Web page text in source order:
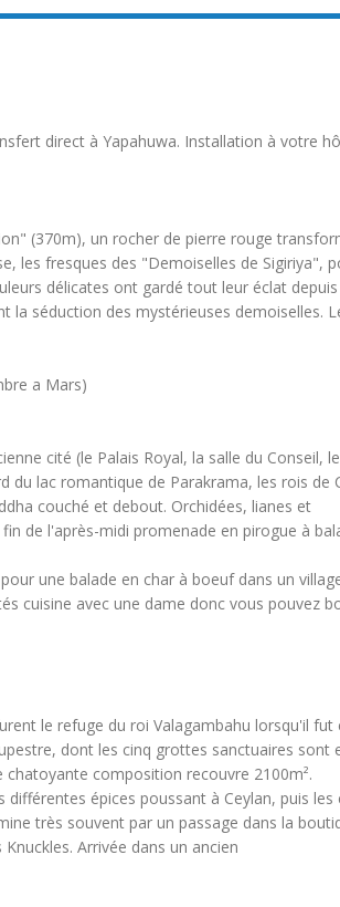
direct à Yapahuwa. Installation à votre
(370m), un rocher de pierre rouge
les fresques des "Demoiselles de
délicates ont gardé tout leur éclat
séduction des mystérieuses demoiselles.
a Mars)
cité (le Palais Royal, la salle du Conseil,
lac romantique de Parakrama, les rois de
couché et debout. Orchidées, lianes et
de l'après-midi promenade en pirogue à
une balade en char à boeuf dans un
cuisine avec une dame donc vous pouvez
le refuge du roi Valagambahu lorsqu'il fut
dont les cinq grottes sanctuaires
composition recouvre 2100m².
épices poussant à Ceylan, puis
très souvent par un passage dans la
Arrivée dans un ancien